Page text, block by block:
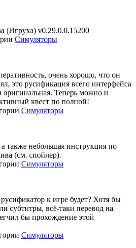
(Игруха) v0.29.0.0.15200
Симуляторы
очень хорошо, что он
это русификация всего интерфейса
оригинальная. Теперь можно и
квест по полной!
Симуляторы
также небольшая инструкция по
(см. спойлер).
Симуляторы
к игре будет? Хотя бы
субтитры, всё-таки перевод на
бы прохождение этой
Симуляторы